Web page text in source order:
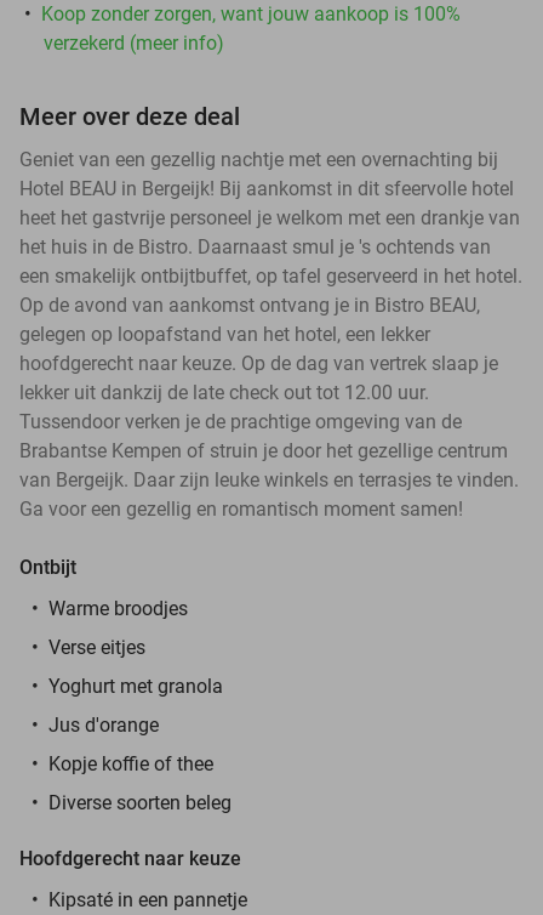
Koop zonder zorgen, want jouw aankoop is 100%
verzekerd (meer info)
Meer over deze deal
Geniet van een gezellig nachtje met een overnachting bij
Hotel BEAU in Bergeijk! Bij aankomst in dit sfeervolle hotel
heet het gastvrije personeel je welkom met een drankje van
het huis in de Bistro. Daarnaast smul je 's ochtends van
een smakelijk ontbijtbuffet, op tafel geserveerd in het hotel.
Op de avond van aankomst ontvang je in Bistro BEAU,
gelegen op loopafstand van het hotel, een lekker
hoofdgerecht naar keuze. Op de dag van vertrek slaap je
lekker uit dankzij de late check out tot 12.00 uur.
Tussendoor verken je de prachtige omgeving van de
Brabantse Kempen of struin je door het gezellige centrum
van Bergeijk. Daar zijn leuke winkels en terrasjes te vinden.
Ga voor een gezellig en romantisch moment samen!
Ontbijt
Warme broodjes
Verse eitjes
Yoghurt met granola
Jus d'orange
Kopje koffie of thee
Diverse soorten beleg
Hoofdgerecht naar keuze
Kipsaté in een pannetje